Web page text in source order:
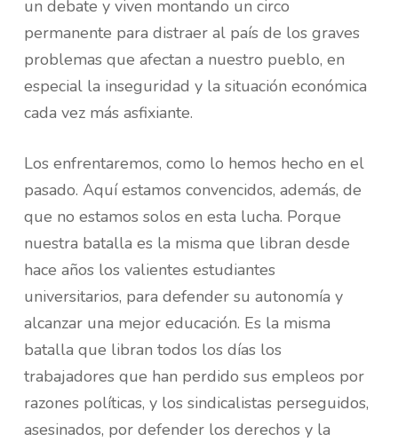
un debate y viven montando un circo
permanente para distraer al país de los graves
problemas que afectan a nuestro pueblo, en
especial la inseguridad y la situación económica
cada vez más asfixiante.
Los enfrentaremos, como lo hemos hecho en el
pasado. Aquí estamos convencidos, además, de
que no estamos solos en esta lucha. Porque
nuestra batalla es la misma que libran desde
hace años los valientes estudiantes
universitarios, para defender su autonomía y
alcanzar una mejor educación. Es la misma
batalla que libran todos los días los
trabajadores que han perdido sus empleos por
razones políticas, y los sindicalistas perseguidos,
asesinados, por defender los derechos y la